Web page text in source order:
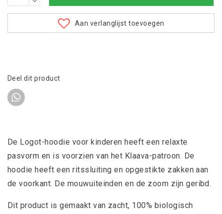
Aan verlanglijst toevoegen
Deel dit product
De Logot-hoodie voor kinderen heeft een relaxte
pasvorm en is voorzien van het Klaava-patroon. De
hoodie heeft een ritssluiting en opgestikte zakken aan
de voorkant. De mouwuiteinden en de zoom zijn geribd.
Dit product is gemaakt van zacht, 100% biologisch